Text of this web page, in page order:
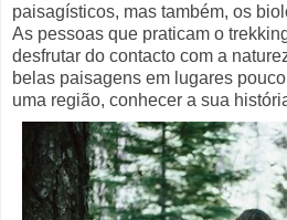
paisagísticos, mas também, os
As pessoas que praticam o
desfrutar do contacto com a
belas paisagens em lugares
uma região, conhecer a sua